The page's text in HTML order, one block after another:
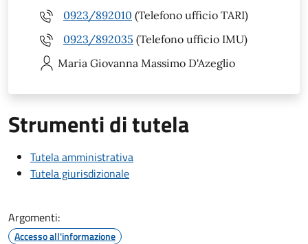
0923/892010 (Telefono ufficio TARI)
0923/892035 (Telefono ufficio IMU)
Maria Giovanna Massimo D'Azeglio
Strumenti di tutela
Tutela amministrativa
Tutela giurisdizionale
Argomenti:
Accesso all'informazione